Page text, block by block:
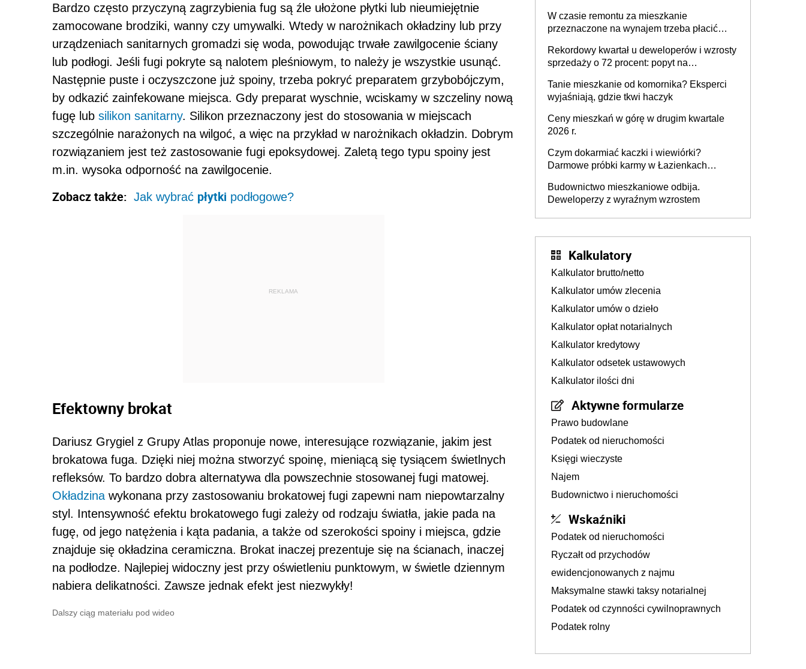
Bardzo często przyczyną zagrzybienia fug są źle ułożone płytki lub nieumiejętnie
zamocowane brodziki, wanny czy umywalki. Wtedy w narożnikach okładziny lub przy
urządzeniach sanitarnych gromadzi się woda, powodując trwałe zawilgocenie ściany
lub podłogi. Jeśli fugi pokryte są nalotem pleśniowym, to należy je wszystkie usunąć.
Następnie puste i oczyszczone już spoiny, trzeba pokryć preparatem grzybobójczym,
by odkazić zainfekowane miejsca. Gdy preparat wyschnie, wciskamy w szczeliny nową
fugę lub silikon sanitarny. Silikon przeznaczony jest do stosowania w miejscach
szczególnie narażonych na wilgoć, a więc na przykład w narożnikach okładzin. Dobrym
rozwiązaniem jest też zastosowanie fugi epoksydowej. Zaletą tego typu spoiny jest
m.in. wysoka odporność na zawilgocenie.
Zobacz także: Jak wybrać płytki podłogowe?
REKLAMA
Efektowny brokat
Dariusz Grygiel z Grupy Atlas proponuje nowe, interesujące rozwiązanie, jakim jest
brokatowa fuga. Dzięki niej można stworzyć spoinę, mieniącą się tysiącem świetlnych
refleksów. To bardzo dobra alternatywa dla powszechnie stosowanej fugi matowej.
Okładzinawykonana przy zastosowaniu brokatowej fugi zapewni nam niepowtarzalny
styl. Intensywność efektu brokatowego fugi zależy od rodzaju światła, jakie pada na
fugę, od jego natężenia i kąta padania, a także od szerokości spoiny i miejsca, gdzie
znajduje się okładzina ceramiczna. Brokat inaczej prezentuje się na ścianach, inaczej
na podłodze. Najlepiej widoczny jest przy oświetleniu punktowym, w świetle dziennym
nabiera delikatności. Zawsze jednak efekt jest niezwykły!
Dalszy ciąg materiału pod wideo
W czasie remontu za mieszkanie
przeznaczone na wynajem trzeba płacić
realizuje w nim potrzeb mieszkaniowych
Rekordowy kwartał u deweloperów i wzrosty
sprzedaży o 72 procent: popyt na
Tanie mieszkanie od komornika? Eksperci
wyjaśniają, gdzie tkwi haczyk
Ceny mieszkań w górę w drugim kwartale
2026 r.
Czym dokarmiać kaczki i wiewiórki?
Darmowe próbki karmy w Łazienkach
edukacyjna]
Budownictwo mieszkaniowe odbija.
Deweloperzy z wyraźnym wzrostem
Kalkulatory
Kalkulator brutto/netto
Kalkulator umów zlecenia
Kalkulator umów o dzieło
Kalkulator opłat notarialnych
Kalkulator kredytowy
Kalkulator odsetek ustawowych
Kalkulator ilości dni
Aktywne formularze
Prawo budowlane
Podatek od nieruchomości
Księgi wieczyste
Najem
Budownictwo i nieruchomości
Wskaźniki
Podatek od nieruchomości
Ryczałt od przychodów
ewidencjonowanych z najmu
Maksymalne stawki taksy notarialnej
Podatek od czynności cywilnoprawnych
Podatek rolny